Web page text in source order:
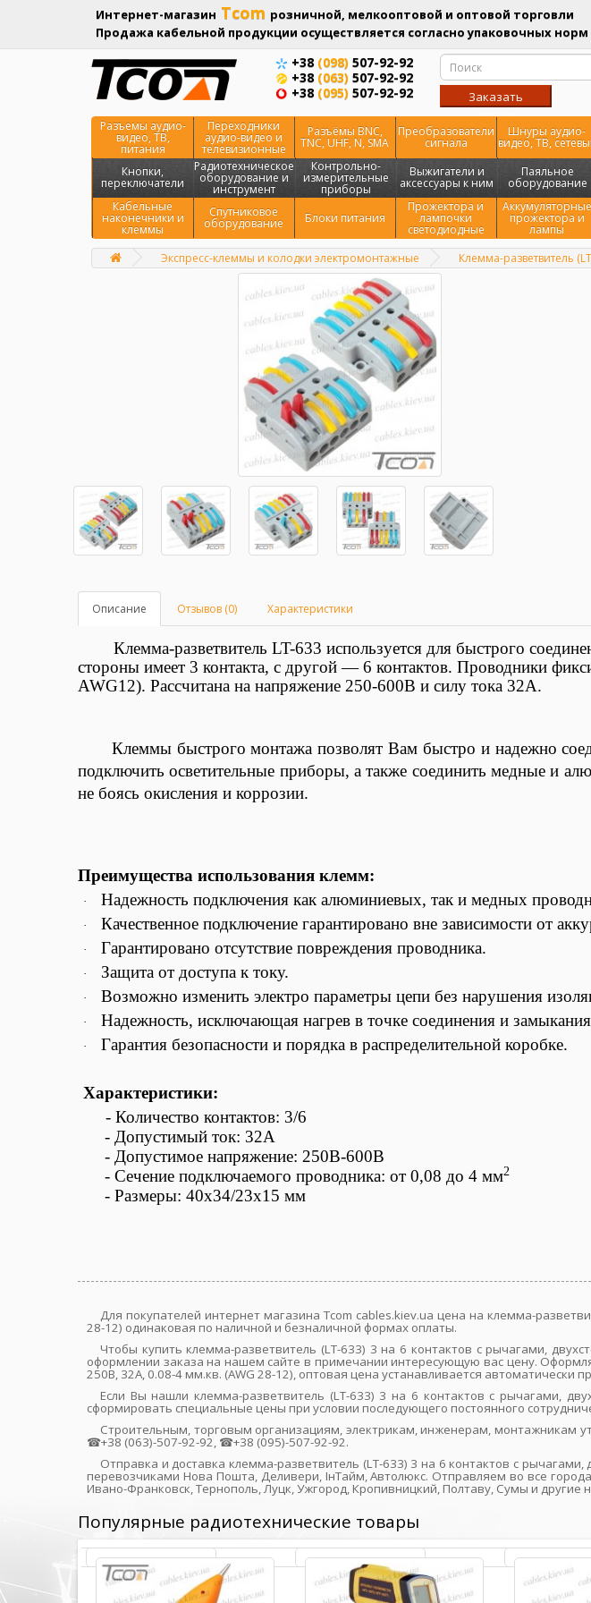
Интернет-магазин Tcom розничной, мелкооптовой и оптовой торговли
Продажа кабельной продукции осуществляется согласно упаковочных норм
+38 (098) 507-92-92
+38 (063) 507-92-92
+38 (095) 507-92-92
Заказать
звонок
Разъемы аудио-
видео, ТВ,
питания
Переходники
аудио-видео и
телевизионные
Разъёмы BNC,
TNC, UHF, N, SMA
Преобразователи
сигнала
Шнуры аудио-
видео, ТВ,
Кнопки,
переключатели
Радиотехническое
оборудование и
инструмент
Контрольно-
измерительные
приборы
Выжигатели и
аксессуары к ним
Паяльное
оборудование
Кабельные
наконечники и
клеммы
Спутниковое
оборудование Блоки питания
Прожектора и
лампочки
светодиодные
Аккумуляторные
прожектора и
лампы
Главная
Экспресс-клеммы и колодки электромонтажные Клемма-разветвитель
Описание Отзывов (0) Характеристики
Клемма-разветвитель LT-633 используется для быстрого
стороны имеет 3 контакта, с другой — 6 контактов. Проводники
AWG12). Рассчитана на напряжение 250-600В и силу тока 32А.
Клеммы быстрого монтажа позволят Вам быстро и надежно
подключить осветительные приборы, а также соединить медные и
не боясь окисления и коррозии.
Преимущества использования клемм:
· Надежность подключения как алюминиевых, так и медных
· Качественное подключение гарантировано вне зависимости от
· Гарантировано отсутствие повреждения проводника.
· Защита от доступа к току.
· Возможно изменить электро параметры цепи без нарушения
· Надежность, исключающая нагрев в точке соединения и
· Гарантия безопасности и порядка в распределительной коробке.
Характеристики:
- Количество контактов: 3/6
- Допустимый ток: 32А
- Допустимое напряжение: 250В-600В
- Сечение подключаемого проводника: от 0,08 до 4 мм2
- Размеры: 40х34/23х15 мм
Для покупателей интернет магазина Tcom cables.kiev.ua цена на клемма-
28-12) одинаковая по наличной и безналичной формах оплаты.
Чтобы купить клемма-разветвитель (LT-633) 3 на 6 контактов с рычагами,
оформлении заказа на нашем сайте в примечании интересующую вас цену.
250В, 32A, 0.08-4 мм.кв. (AWG 28-12), оптовая цена устанавливается автоматически
Если Вы нашли клемма-разветвитель (LT-633) 3 на 6 контактов с рычагами,
сформировать специальные цены при условии последующего постоянного
Строительным, торговым организациям, электрикам, инженерам,
☎+38 (063)-507-92-92, ☎+38 (095)-507-92-92.
Отправка и доставка клемма-разветвитель (LT-633) 3 на 6 контактов с
перевозчиками Нова Пошта, Деливери, ІнТайм, Автолюкс. Отправляем во все
Ивано-Франковск, Тернополь, Луцк, Ужгород, Кропивницкий, Полтаву, Сумы и другие
Популярные радиотехнические товары